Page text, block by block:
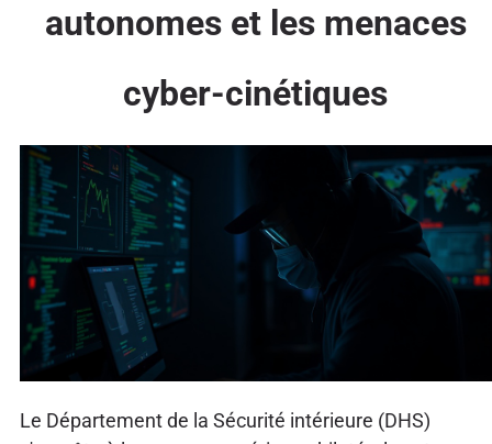
autonomes et les menaces
cyber-cinétiques
Le Département de la Sécurité intérieure (DHS)